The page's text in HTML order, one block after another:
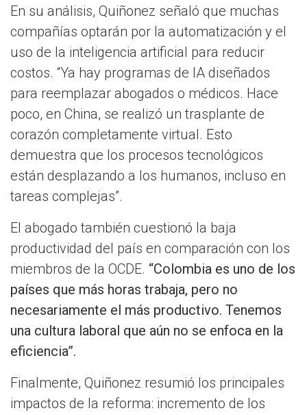
En su análisis, Quiñonez señaló que muchas
compañías optarán por la automatización y el
uso de la inteligencia artificial para reducir
costos. “Ya hay programas de IA diseñados
para reemplazar abogados o médicos. Hace
poco, en China, se realizó un trasplante de
corazón completamente virtual. Esto
demuestra que los procesos tecnológicos
están desplazando a los humanos, incluso en
tareas complejas”.
El abogado también cuestionó la baja
productividad del país en comparación con los
miembros de la OCDE. “Colombia es uno de los
países que más horas trabaja, pero no
necesariamente el más productivo. Tenemos
una cultura laboral que aún no se enfoca en la
eficiencia”.
Finalmente, Quiñonez resumió los principales
impactos de la reforma: incremento de los